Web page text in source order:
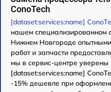
ConoTech
[dataset:services:name]
нашем специализированном
Нижнем Новгороде
работ и запчасти
мы в сервис-центре уверены
[dataset:services:name]
-15% дешевле при